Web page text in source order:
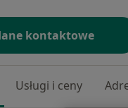
kontaktowe
Usługi i ceny